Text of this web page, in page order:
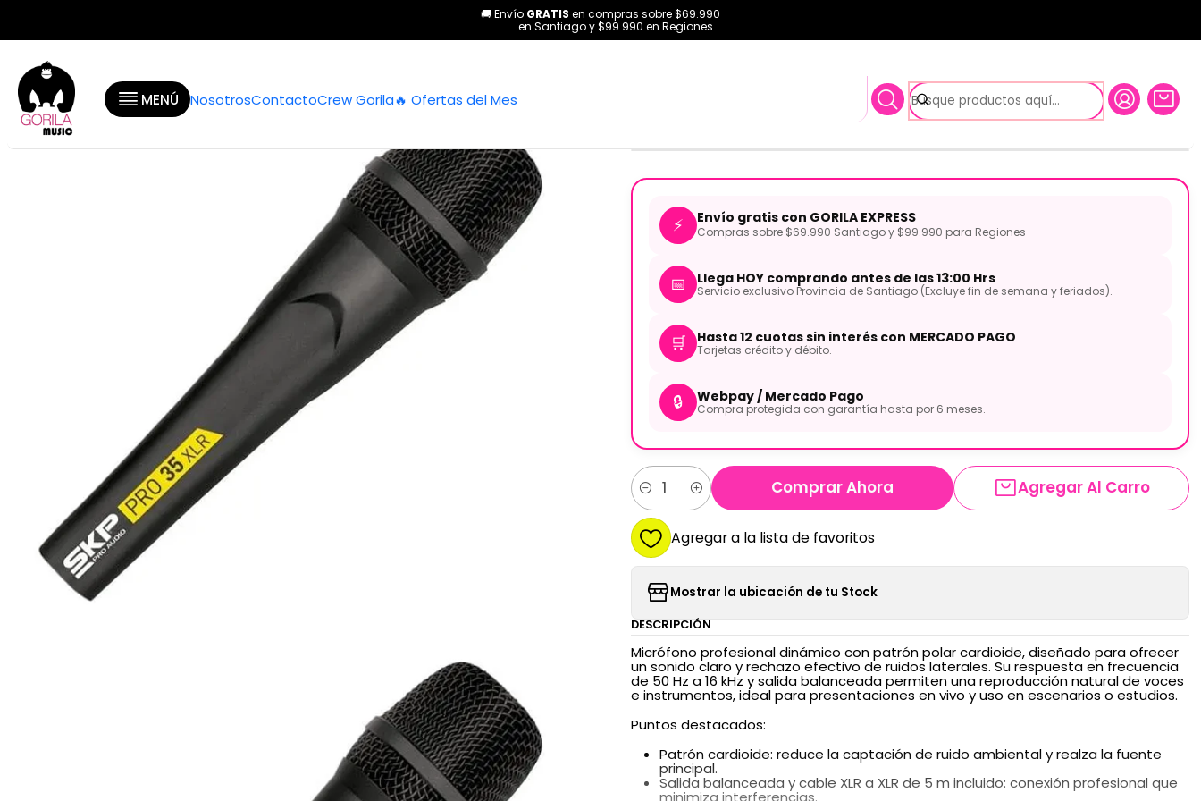
MENÚ NosotrosContactoCrew Gorila🔥 Ofertas del Mes
🚚 Envío GRATIS en compras sobre $69.990
en Santiago y $99.990 en Regiones
Dinámicos Micrófono dinamico Vocal SKP con cable y case PRO35XLR
Micrófono dinamico Vocal SKP con cable
y case PRO35XLR
⚡ Envío gratis con GORILA EXPRESS
Compras sobre $69.990 Santiago y $99.990 para Regiones
📅 Llega HOY comprando antes de las 13:00 Hrs
Servicio exclusivo Provincia de Santiago (Excluye fin de semana y feriados).
🛒 Hasta 12 cuotas sin interés con MERCADO PAGO
Tarjetas crédito y débito.
🔒 Webpay / Mercado Pago
Compra protegida con garantía hasta por 6 meses.
Cantidad Agregar Al Carro
Comprar Ahora
Agregar a la lista de favoritos
Mostrar la ubicación de tu Stock
DESCRIPCIÓN
Micrófono profesional dinámico con patrón polar cardioide, diseñado para ofrecer
un sonido claro y rechazo efectivo de ruidos laterales. Su respuesta en frecuencia
de 50 Hz a 16 kHz y salida balanceada permiten una reproducción natural de voces
e instrumentos, ideal para presentaciones en vivo y uso en escenarios o estudios.
Puntos destacados:
Patrón cardioide: reduce la captación de ruido ambiental y realza la fuente
principal.
Salida balanceada y cable XLR a XLR de 5 m incluido: conexión profesional que
minimiza interferencias.